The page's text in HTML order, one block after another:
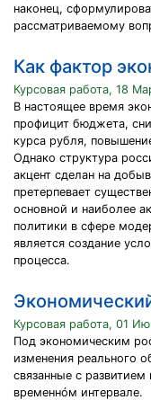
наконец,
рассматриваемому
Как фактор
Курсовая работа, 18
В настоящее время
профицит бюджета,
курса рубля,
Однако структура
акцент сделан на
претерпевает
основной и наиболее
политики в сфере
является создание
процесса.
Курсовая работа, 01
Под экономическим
изменения реального
связанные с
временнóм интервале.